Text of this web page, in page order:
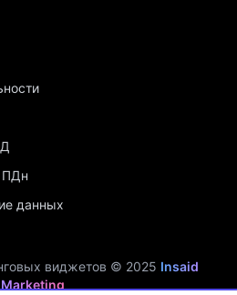
ПДн
данных
виджетов © 2025 Insaid
Marketing